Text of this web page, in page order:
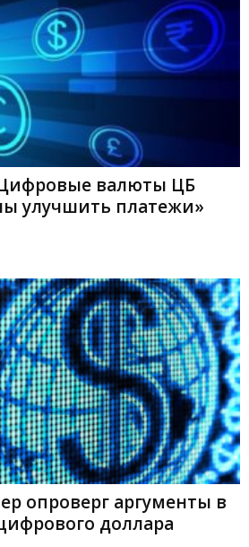
валюты ЦБ
улучшить платежи»
опроверг аргументы в
доллара